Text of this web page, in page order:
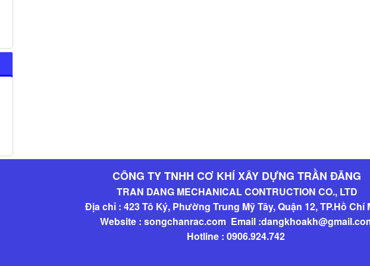
CÔNG TY TNHH CƠ KHÍ XÂY DỰNG TRẦN ĐĂNG
TRAN DANG MECHANICAL CONTRUCTION CO., LTD
Địa chỉ : 423 Tô Ký, Phường Trung Mỹ Tây, Quận 12, TP.Hồ Chí
Website : songchanrac.com Email
Hotline : 0906.924.742